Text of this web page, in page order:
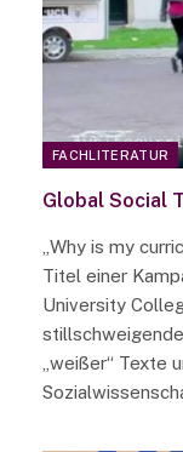
FACHLITERATUR
Global Social
„Why is my
Titel einer
University
„weißer“ Texte